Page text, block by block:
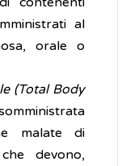
al
orale o
(Total Body
malate di
devono,